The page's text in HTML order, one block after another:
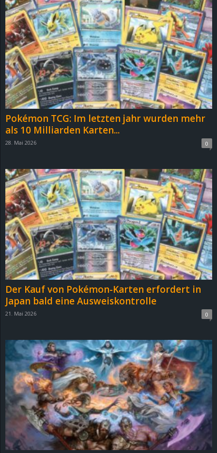
Pokémon TCG: Im letzten jahr wurden mehr
als 10 Milliarden Karten...
28. Mai 2026 0
Der Kauf von Pokémon-Karten erfordert in
Japan bald eine Ausweiskontrolle
21. Mai 2026 0